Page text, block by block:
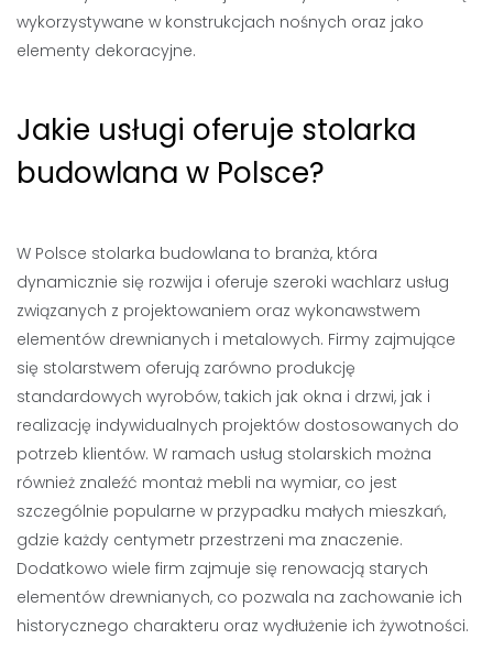
wykorzystywane w konstrukcjach nośnych oraz jako
elementy dekoracyjne.
Jakie usługi oferuje stolarka
budowlana w Polsce?
W Polsce stolarka budowlana to branża, która
dynamicznie się rozwija i oferuje szeroki wachlarz usług
związanych z projektowaniem oraz wykonawstwem
elementów drewnianych i metalowych. Firmy zajmujące
się stolarstwem oferują zarówno produkcję
standardowych wyrobów, takich jak okna i drzwi, jak i
realizację indywidualnych projektów dostosowanych do
potrzeb klientów. W ramach usług stolarskich można
również znaleźć montaż mebli na wymiar, co jest
szczególnie popularne w przypadku małych mieszkań,
gdzie każdy centymetr przestrzeni ma znaczenie.
Dodatkowo wiele firm zajmuje się renowacją starych
elementów drewnianych, co pozwala na zachowanie ich
historycznego charakteru oraz wydłużenie ich żywotności.